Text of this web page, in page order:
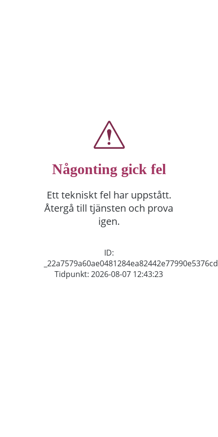
Någonting gick fel
Ett tekniskt fel har uppstått.
Återgå till tjänsten och prova
igen.
ID:
Tidpunkt: 2026-08-07 12:43:23